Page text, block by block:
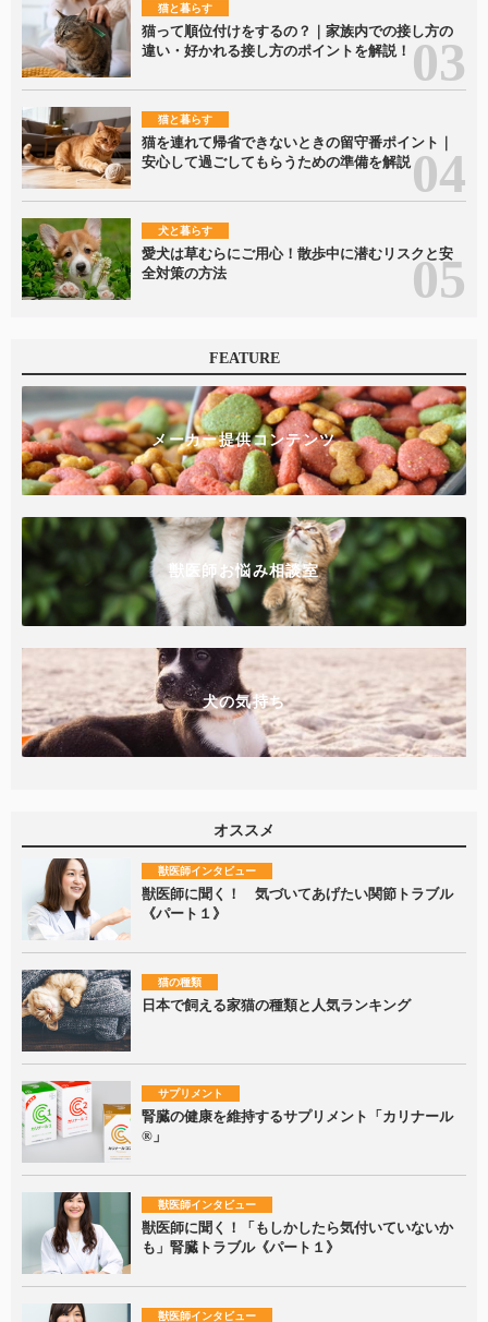
猫と暮らす
猫って順位付けをするの？｜家族内での接し方の
違い・好かれる接し方のポイントを解説！
猫と暮らす
猫を連れて帰省できないときの留守番ポイント｜
安心して過ごしてもらうための準備を解説
犬と暮らす
愛犬は草むらにご用心！散歩中に潜むリスクと安
全対策の方法
FEATURE
メーカー提供コンテンツ
獣医師お悩み相談室
犬の気持ち
オススメ
獣医師インタビュー
獣医師に聞く！ 気づいてあげたい関節トラブル
《パート１》
猫の種類
日本で飼える家猫の種類と人気ランキング
サプリメント
腎臓の健康を維持するサプリメント「カリナール
®」
獣医師インタビュー
獣医師に聞く！「もしかしたら気付いていないか
も」腎臓トラブル《パート１》
獣医師インタビュー